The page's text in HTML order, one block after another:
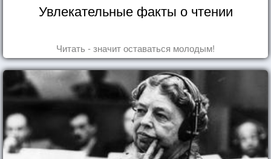
Увлекательные факты о чтении
Читать - значит оставаться молодым!